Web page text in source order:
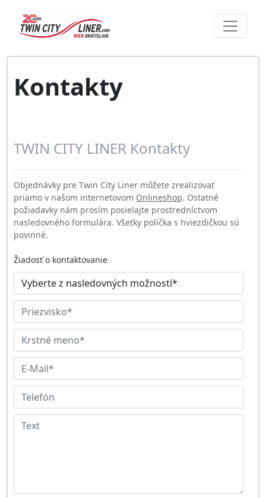
Kontakty
TWIN CITY LINER Kontakty
Objednávky pre Twin City Liner môžete zrealizovať
priamo v našom internetovom Onlineshop. Ostatné
požiadavky nám prosím posielajte prostredníctvom
nasledovného formulára. Všetky políčka s hviezdičkou sú
povinné.
Žiadosť o kontaktovanie